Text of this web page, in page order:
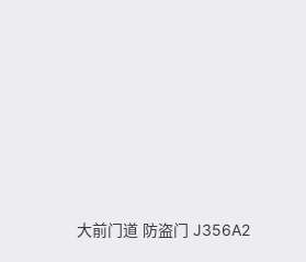
大前门道 防盗门 J356A2